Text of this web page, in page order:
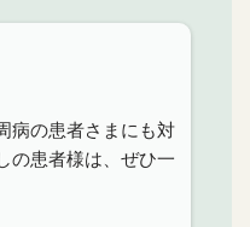
病の患者さまにも対
の患者様は、ぜひ一